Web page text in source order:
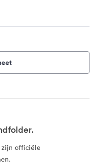
zijn officiële